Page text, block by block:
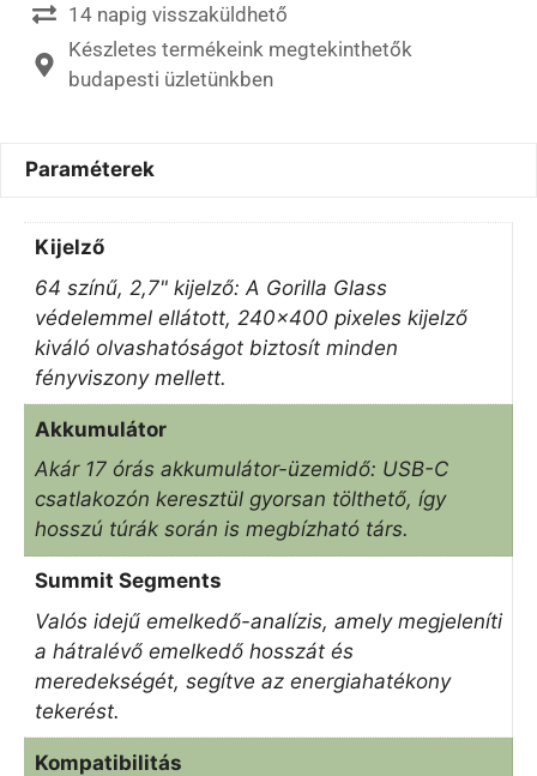
14 napig visszaküldhető
Készletes termékeink megtekinthetők
budapesti üzletünkben
Paraméterek
Kijelző
64 színű, 2,7" kijelző: A Gorilla Glass
védelemmel ellátott, 240×400 pixeles kijelző
kiváló olvashatóságot biztosít minden
fényviszony mellett.
Akkumulátor
Akár 17 órás akkumulátor-üzemidő: USB-C
csatlakozón keresztül gyorsan tölthető, így
hosszú túrák során is megbízható társ.
Summit Segments
Valós idejű emelkedő-analízis, amely megjeleníti
a hátralévő emelkedő hosszát és
meredekségét, segítve az energiahatékony
tekerést.
Kompatibilitás